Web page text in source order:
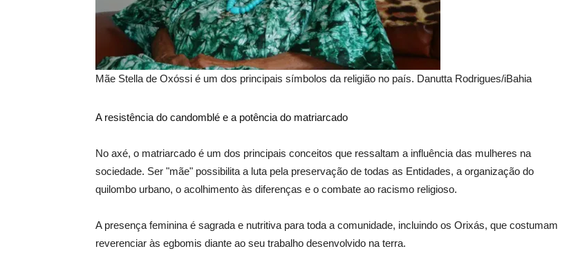
Mãe Stella de Oxóssi é um dos principais símbolos da religião no país. Danutta Rodrigues/iBahia
A resistência do candomblé e a potência do matriarcado
No axé, o matriarcado é um dos principais conceitos que ressaltam a influência das mulheres na
sociedade. Ser "mãe" possibilita a luta pela preservação de todas as Entidades, a organização do
quilombo urbano, o acolhimento às diferenças e o combate ao racismo religioso.
A presença feminina é sagrada e nutritiva para toda a comunidade, incluindo os Orixás, que costumam
reverenciar às egbomis diante ao seu trabalho desenvolvido na terra.